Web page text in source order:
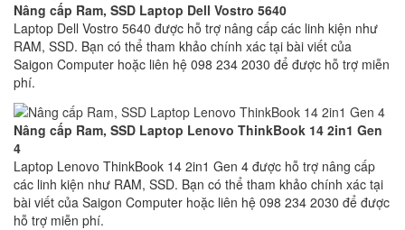
Nâng cấp Ram, SSD Laptop Dell Vostro 5640
Laptop Dell Vostro 5640 được hỗ trợ nâng cấp các linh kiện như
RAM, SSD. Bạn có thể tham khảo chính xác tại bài viết của
Saigon Computer hoặc liên hệ 098 234 2030 để được hỗ trợ miễn
phí.
Nâng cấp Ram, SSD Laptop Lenovo ThinkBook 14 2in1 Gen
4
Laptop Lenovo ThinkBook 14 2in1 Gen 4 được hỗ trợ nâng cấp
các linh kiện như RAM, SSD. Bạn có thể tham khảo chính xác tại
bài viết của Saigon Computer hoặc liên hệ 098 234 2030 để được
hỗ trợ miễn phí.